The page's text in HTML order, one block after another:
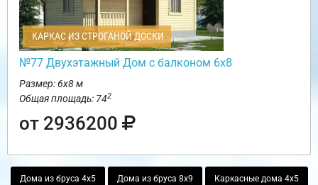
КАРКАС ИЗ СТРОГАНОЙ ДОСКИ
№77 Двухэтажный Дом с балконом 6х8
Размер: 6х8 м
Общая площадь: 742
от 2936200
Дома из бруса 4х5 Дома из бруса 8х9 Каркасные дома 4х5